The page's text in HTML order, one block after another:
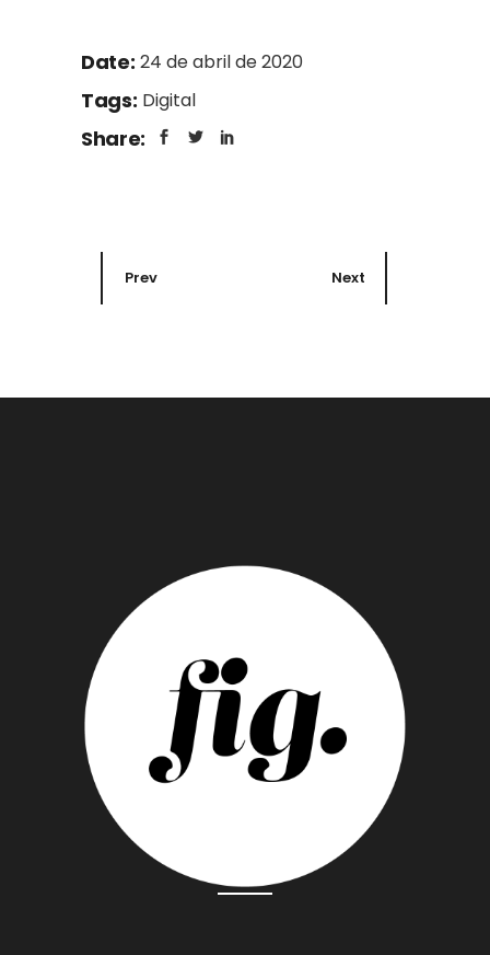
Date: 24 de abril de 2020
Tags: Digital
Share:
Prev Next